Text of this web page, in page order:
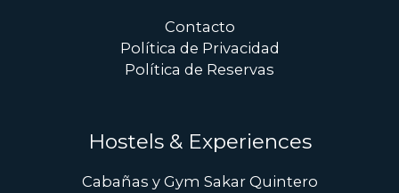
Contacto
Política de Privacidad
Política de Reservas
Hostels & Experiences
Cabañas y Gym Sakar Quintero